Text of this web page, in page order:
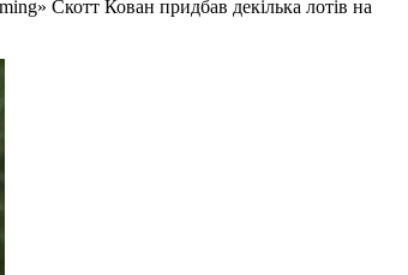
Скотт Кован придбав декілька лотів на